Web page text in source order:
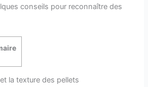
conseils pour reconnaître des
la texture des pellets